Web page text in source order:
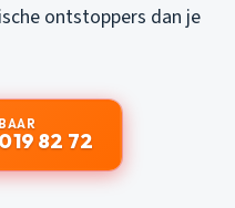
ontstoppers dan je
82 72